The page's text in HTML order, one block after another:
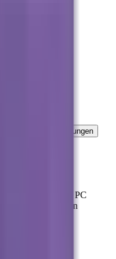
Bewertungen
für einen PC
bereitgestellten